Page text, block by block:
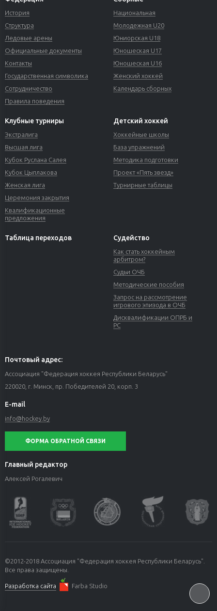
История
Структура
Ледовые арены
Официальные документы
Контакты
Государственная символика
Сотрудничество
Правила поведения
Национальная
Молодежная U20
Юниорская U18
Юношеская U17
Юношеская U16
Женский хоккей
Календарь сборных
Клубные турниры
Экстралига
Высшая лига
Кубок Руслана Салея
Кубок Цыплакова
Женская лига
Церемония закрытия
Квалификационные
предложения
Детский хоккей
Хоккейные школы
База упражнений
Методика подготовки
Проект «Пять звезд»
Турнирные таблицы
Таблица переходов Судейство
Как стать хоккейным
арбитром?
Судьи ОЧБ
Методические пособия
Запрос на рассмотрение
игрового эпизода в ОЧБ
Дисквалификации ОПРБ и
РС
Почтовый адрес:
Ассоциация "Федерация хоккея Республики Беларусь"
220020, г. Минск, пр. Победителей 20, корп. 3
E-mail
info@hockey.by
ФОРМА ОБРАТНОЙ СВЯЗИ
Главный редактор
Алексей Рогалевич
©2012-2018 Ассоциация "Федерация хоккея Республики Беларусь".
Все права защищены.
Разработка сайта Farba Studio